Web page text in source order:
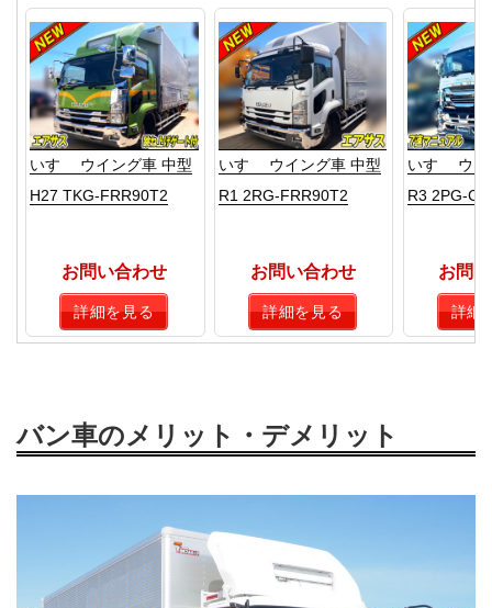
いすゞ ウイング車 中型
H27 TKG-FRR90T2
お問い合わせ
詳細を見る
いすゞ ウイング車 中型
R1 2RG-FRR90T2
お問い合わせ
詳細を見る
いすゞ ウ
R3 2PG-
お問
詳細
バン車のメリット・デメリット